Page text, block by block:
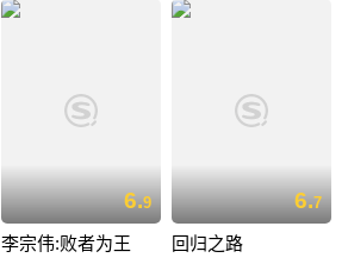
6.9
李宗伟:败者为王
6.7
回归之路